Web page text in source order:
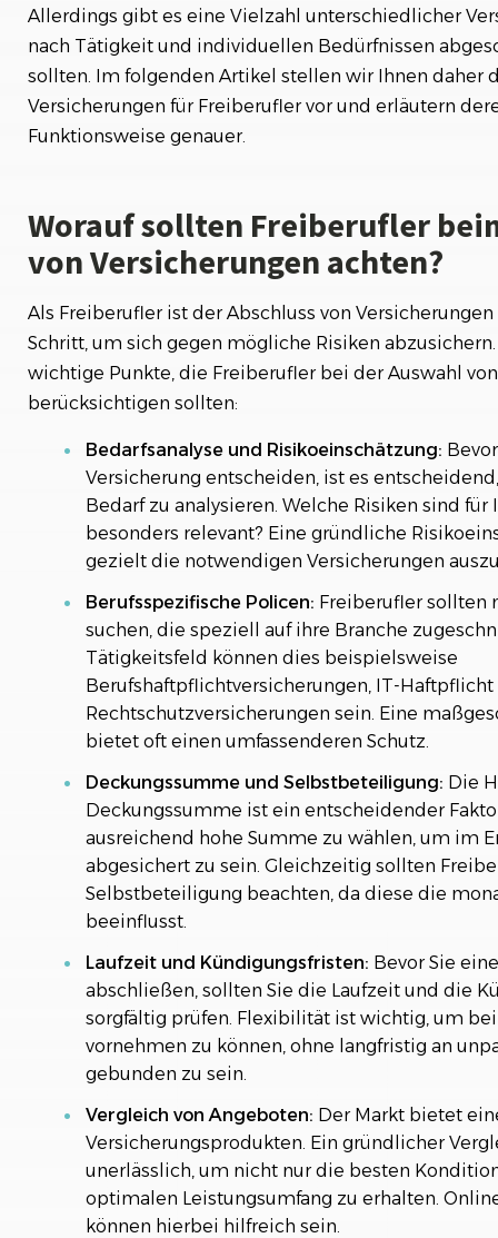
Weitere wichtige Versicherungen für
Freiberufler
Weiterführende Links
Allerdings gibt es eine Vielzahl unterschiedlicher
nach Tätigkeit und individuellen Bedürfnissen
sollten. Im folgenden Artikel stellen wir Ihnen daher
Versicherungen für Freiberufler vor und erläutern
Funktionsweise genauer.
Worauf sollten Freiberufler
von Versicherungen achten?
Als Freiberufler ist der Abschluss von
Schritt, um sich gegen mögliche Risiken
wichtige Punkte, die Freiberufler bei der Auswahl
berücksichtigen sollten:
Bedarfsanalyse und Risikoeinschätzung:
Versicherung entscheiden, ist es
Bedarf zu analysieren. Welche Risiken sind für
besonders relevant? Eine gründliche
gezielt die notwendigen Versicherungen
Berufsspezifische Policen: Freiberufler sollten
suchen, die speziell auf ihre Branche
Tätigkeitsfeld können dies beispielsweise
Berufshaftpflichtversicherungen, IT-Haftpflicht
Rechtschutzversicherungen sein. Eine
bietet oft einen umfassenderen Schutz.
Deckungssumme und Selbstbeteiligung: Die
Deckungssumme ist ein entscheidender
ausreichend hohe Summe zu wählen, um im
abgesichert zu sein. Gleichzeitig sollten
Selbstbeteiligung beachten, da diese die
beeinflusst.
Laufzeit und Kündigungsfristen: Bevor Sie
abschließen, sollten Sie die Laufzeit und die
sorgfältig prüfen. Flexibilität ist wichtig, um
vornehmen zu können, ohne langfristig an
gebunden zu sein.
Vergleich von Angeboten: Der Markt bietet
Versicherungsprodukten. Ein gründlicher
unerlässlich, um nicht nur die besten
optimalen Leistungsumfang zu erhalten.
können hierbei hilfreich sein.